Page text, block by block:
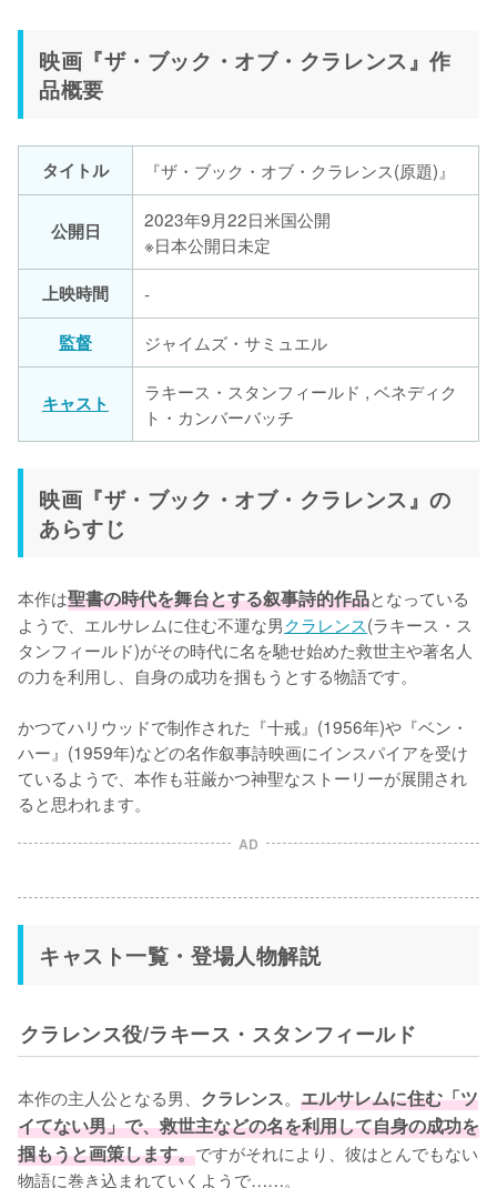
映画『ザ・ブック・オブ・クラレンス』作
品概要
タイトル 『ザ・ブック・オブ・クラレンス(原題)』
公開日
2023年9月22日米国公開
※日本公開日未定
上映時間
‐
監督
ジャイムズ・サミュエル
キャスト
ラキース・スタンフィールド , ベネディク
ト・カンバーバッチ
映画『ザ・ブック・オブ・クラレンス』の
あらすじ
本作は聖書の時代を舞台とする叙事詩的作品となっている
ようで、エルサレムに住む不運な男クラレンス(ラキース・ス
タンフィールド)がその時代に名を馳せ始めた救世主や著名人
の力を利用し、自身の成功を掴もうとする物語です。
かつてハリウッドで制作された『十戒』(1956年)や『ベン・
ハー』(1959年)などの名作叙事詩映画にインスパイアを受け
ているようで、本作も荘厳かつ神聖なストーリーが展開され
ると思われます。
AD
キャスト一覧・登場人物解説
クラレンス役/ラキース・スタンフィールド
本作の主人公となる男、 クラレンス。 エルサレムに住む「ツ
イてない男」で、救世主などの名を利用して自身の成功を
掴もうと画策します。ですがそれにより、彼はとんでもない
物語に巻き込まれていくようで……。